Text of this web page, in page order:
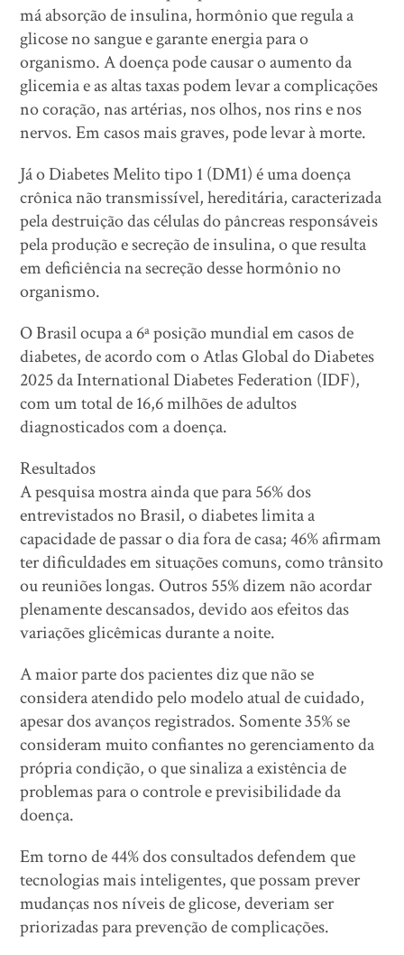
má absorção de insulina, hormônio que regula a
glicose no sangue e garante energia para o
organismo. A doença pode causar o aumento da
glicemia e as altas taxas podem levar a complicações
no coração, nas artérias, nos olhos, nos rins e nos
nervos. Em casos mais graves, pode levar à morte.
Já o Diabetes Melito tipo 1 (DM1) é uma doença
crônica não transmissível, hereditária, caracterizada
pela destruição das células do pâncreas responsáveis
pela produção e secreção de insulina, o que resulta
em deficiência na secreção desse hormônio no
organismo.
O Brasil ocupa a 6ª posição mundial em casos de
diabetes, de acordo com o Atlas Global do Diabetes
2025 da International Diabetes Federation (IDF),
com um total de 16,6 milhões de adultos
diagnosticados com a doença.
Resultados
A pesquisa mostra ainda que para 56% dos
entrevistados no Brasil, o diabetes limita a
capacidade de passar o dia fora de casa; 46% afirmam
ter dificuldades em situações comuns, como trânsito
ou reuniões longas. Outros 55% dizem não acordar
plenamente descansados, devido aos efeitos das
variações glicêmicas durante a noite.
A maior parte dos pacientes diz que não se
considera atendido pelo modelo atual de cuidado,
apesar dos avanços registrados. Somente 35% se
consideram muito confiantes no gerenciamento da
própria condição, o que sinaliza a existência de
problemas para o controle e previsibilidade da
doença.
Em torno de 44% dos consultados defendem que
tecnologias mais inteligentes, que possam prever
mudanças nos níveis de glicose, deveriam ser
priorizadas para prevenção de complicações.